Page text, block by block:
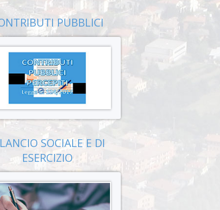
PUBBLICI
SOCIALE E DI
ESERCIZIO